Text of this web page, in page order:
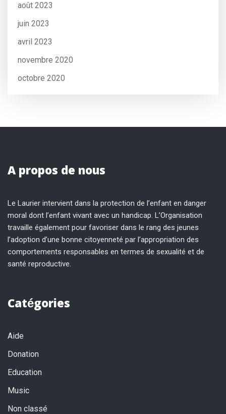
août 2023
juin 2023
avril 2023
novembre 2020
octobre 2020
A propos de nous
Le Laurier intervient dans la protection de l’enfant en danger
moral dont l’enfant vivant avec un handicap. L’Organisation
travaille également pour favoriser dans le rang des jeunes
l’adoption d’une bonne citoyenneté par l’appropriation des
comportements responsables en termes de sexualité et de
santé reproductive.
Catégories
Aide
Donation
Education
Music
Non classé